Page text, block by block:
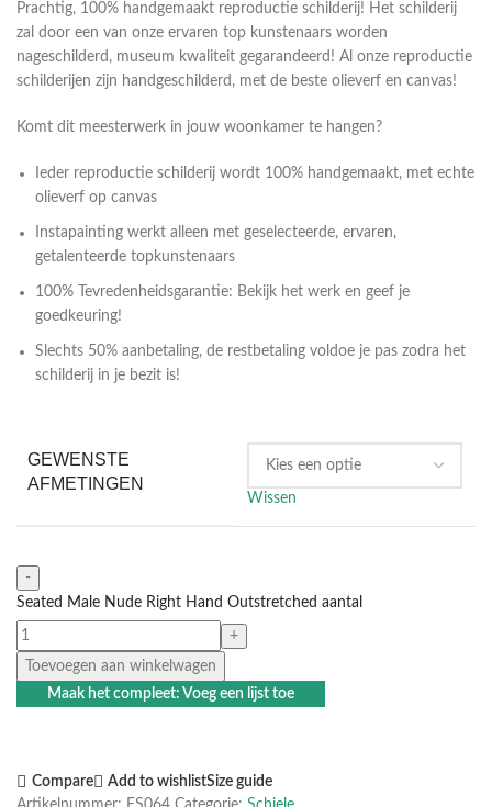
Prachtig, 100% handgemaakt reproductie schilderij! Het schilderij
zal door een van onze ervaren top kunstenaars worden
nageschilderd, museum kwaliteit gegarandeerd! Al onze reproductie
schilderijen zijn handgeschilderd, met de beste olieverf en canvas!
Komt dit meesterwerk in jouw woonkamer te hangen?
Ieder reproductie schilderij wordt 100% handgemaakt, met echte
olieverf op canvas
Instapainting werkt alleen met geselecteerde, ervaren,
getalenteerde topkunstenaars
100% Tevredenheidsgarantie: Bekijk het werk en geef je
goedkeuring!
Slechts 50% aanbetaling, de restbetaling voldoe je pas zodra het
schilderij in je bezit is!
GEWENSTE
AFMETINGEN
Wissen
Seated Male Nude Right Hand Outstretched aantal
Toevoegen aan winkelwagen
Maak het compleet: Voeg een lijst toe
Compare Add to wishlistSize guide